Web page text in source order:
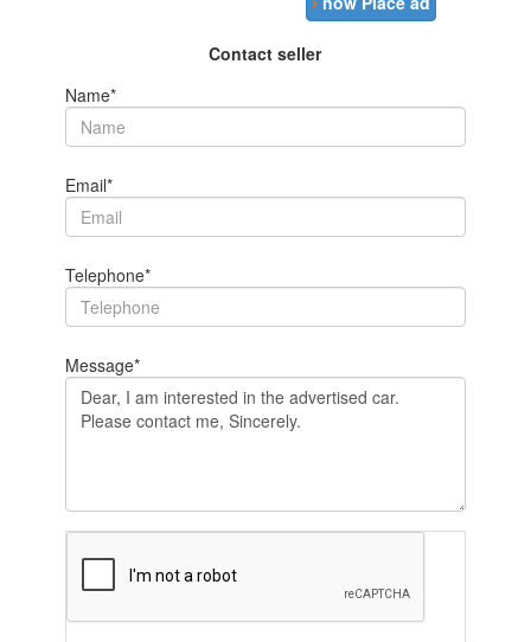
Contact seller
Name*
Email*
Telephone*
Message*